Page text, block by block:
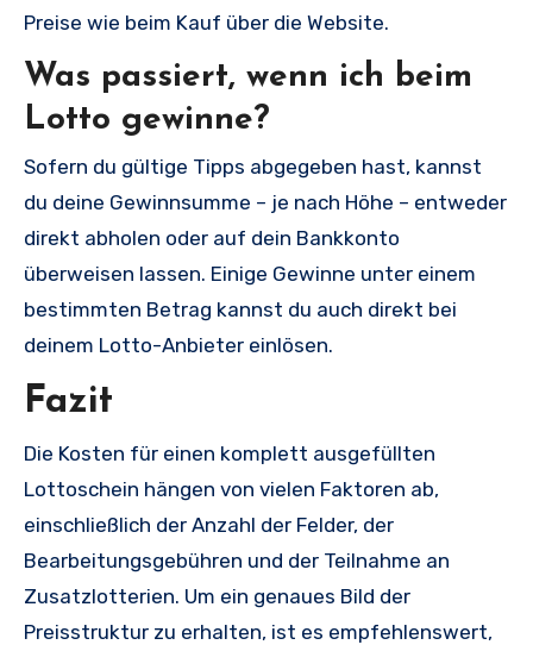
Preise wie beim Kauf über die Website.
Was passiert, wenn ich beim
Lotto gewinne?
Sofern du gültige Tipps abgegeben hast, kannst
du deine Gewinnsumme – je nach Höhe – entweder
direkt abholen oder auf dein Bankkonto
überweisen lassen. Einige Gewinne unter einem
bestimmten Betrag kannst du auch direkt bei
deinem Lotto-Anbieter einlösen.
Fazit
Die Kosten für einen komplett ausgefüllten
Lottoschein hängen von vielen Faktoren ab,
einschließlich der Anzahl der Felder, der
Bearbeitungsgebühren und der Teilnahme an
Zusatzlotterien. Um ein genaues Bild der
Preisstruktur zu erhalten, ist es empfehlenswert,